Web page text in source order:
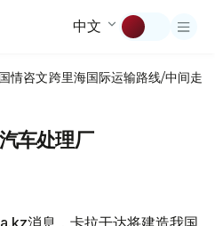
中文
国情咨文跨里海国际运输路线/中间走廊
车处理厂
消息，卡拉干达将建造我国